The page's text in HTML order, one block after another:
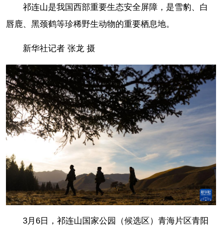
祁连山是我国西部重要生态安全屏障，是雪豹、白
唇鹿、黑颈鹤等珍稀野生动物的重要栖息地。
新华社记者 张龙 摄
3月6日，祁连山国家公园（候选区）青海片区青阳